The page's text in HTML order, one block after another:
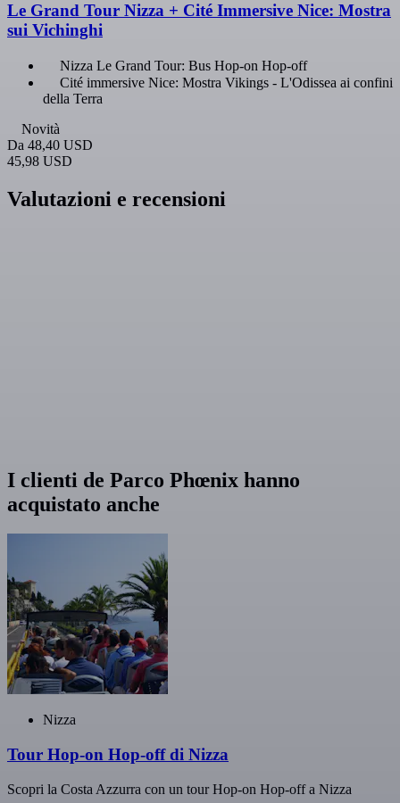
Le Grand Tour Nizza + Cité Immersive Nice: Mostra
sui Vichinghi
Nizza Le Grand Tour: Bus Hop-on Hop-off
Cité immersive Nice: Mostra Vikings - L'Odissea ai confini
della Terra
Novità
Da 48,40 USD
45,98 USD
Valutazioni e recensioni
I clienti de Parco Phœnix hanno
acquistato anche
Nizza
Tour Hop-on Hop-off di Nizza
Scopri la Costa Azzurra con un tour Hop-on Hop-off a Nizza